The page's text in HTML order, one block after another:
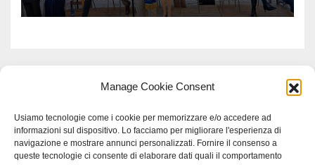
Manage Cookie Consent
Usiamo tecnologie come i cookie per memorizzare e/o accedere ad
informazioni sul dispositivo. Lo facciamo per migliorare l'esperienza di
navigazione e mostrare annunci personalizzati. Fornire il consenso a
queste tecnologie ci consente di elaborare dati quali il comportamento